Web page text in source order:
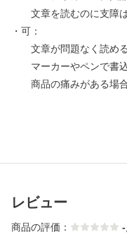
文章を読むのに支障は
・可：
文章が問題なく読める
マーカーやペンで書込
商品の痛みがある場合
レビュー
商品の評価： -